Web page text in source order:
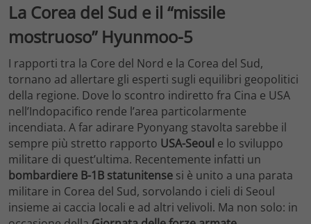
La Corea del Sud e il “missile
mostruoso” Hyunmoo-5
I rapporti tra la Core del Nord e la Corea del Sud,
tornano ad allertare gli esperti sugli equilibri geopolitici
della regione. Dove lo scontro indiretto fra Cina e USA
nell’Indopacifico rende l’area particolarmente
incendiata. A far adirare Pyonyang stavolta sarebbe il
sempre più stretto rapporto USA-Seoul e lo sviluppo
militare di quest’ultima. Recentemente infatti un
bombardiere B-1B statunitense si è unito a una parata
militare in Corea del Sud, sorvolando i cieli di Seoul
insieme ai caccia locali e ad altri velivoli. Ma non solo: in